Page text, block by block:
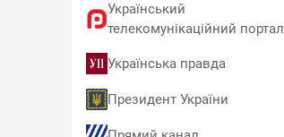
Український
телекомунікаційний портал
Українська правда
Президент України